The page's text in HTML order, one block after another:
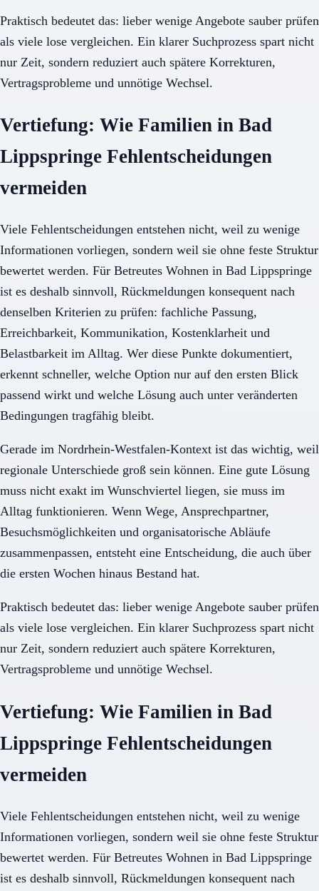
Praktisch bedeutet das: lieber wenige Angebote sauber prüfen
als viele lose vergleichen. Ein klarer Suchprozess spart nicht
nur Zeit, sondern reduziert auch spätere Korrekturen,
Vertragsprobleme und unnötige Wechsel.
Vertiefung: Wie Familien in Bad
Lippspringe Fehlentscheidungen
vermeiden
Viele Fehlentscheidungen entstehen nicht, weil zu wenige
Informationen vorliegen, sondern weil sie ohne feste Struktur
bewertet werden. Für Betreutes Wohnen in Bad Lippspringe
ist es deshalb sinnvoll, Rückmeldungen konsequent nach
denselben Kriterien zu prüfen: fachliche Passung,
Erreichbarkeit, Kommunikation, Kostenklarheit und
Belastbarkeit im Alltag. Wer diese Punkte dokumentiert,
erkennt schneller, welche Option nur auf den ersten Blick
passend wirkt und welche Lösung auch unter veränderten
Bedingungen tragfähig bleibt.
Gerade im Nordrhein-Westfalen-Kontext ist das wichtig, weil
regionale Unterschiede groß sein können. Eine gute Lösung
muss nicht exakt im Wunschviertel liegen, sie muss im
Alltag funktionieren. Wenn Wege, Ansprechpartner,
Besuchsmöglichkeiten und organisatorische Abläufe
zusammenpassen, entsteht eine Entscheidung, die auch über
die ersten Wochen hinaus Bestand hat.
Praktisch bedeutet das: lieber wenige Angebote sauber prüfen
als viele lose vergleichen. Ein klarer Suchprozess spart nicht
nur Zeit, sondern reduziert auch spätere Korrekturen,
Vertragsprobleme und unnötige Wechsel.
Vertiefung: Wie Familien in Bad
Lippspringe Fehlentscheidungen
vermeiden
Viele Fehlentscheidungen entstehen nicht, weil zu wenige
Informationen vorliegen, sondern weil sie ohne feste Struktur
bewertet werden. Für Betreutes Wohnen in Bad Lippspringe
ist es deshalb sinnvoll, Rückmeldungen konsequent nach